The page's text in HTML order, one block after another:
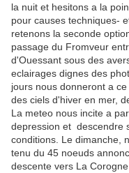
la nuit et hesitons a la
pour causes techniques-
retenons la seconde
passage du Fromveur
d'Ouessant sous des
eclairages dignes des
jours nous donneront a
des ciels d'hiver en mer,
La meteo nous incite a
depression et descendre
conditions. Le dimanche,
tenu du 45 noeuds
descente vers La